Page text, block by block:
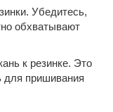
Убедитесь,
обхватывают
к резинке. Это
для пришивания